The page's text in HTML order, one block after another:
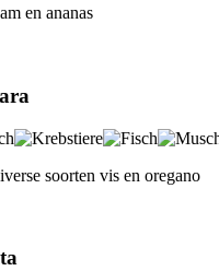
en ananas
soorten vis en oregano